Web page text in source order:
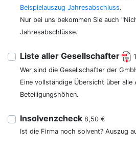
Beispielauszug Jahresabschluss.
Nur bei uns bekommen Sie auch
Jahresabschlüsse.
Liste aller Gesellschafter
Wer sind die Gesellschafter der
Eine vollständige Übersicht über alle
Beteiligungshöhen.
Insolvenzcheck 8,50 €
Ist die Firma noch solvent? Auszug